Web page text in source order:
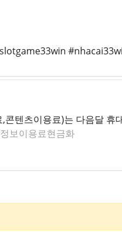
콘텐츠이용료)는 다음달
정보이용료현금화